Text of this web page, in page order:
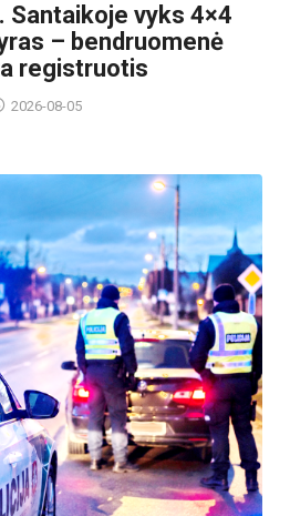
Santaikoje vyks 4×4
– bendruomenė
registruotis
2026-08-05